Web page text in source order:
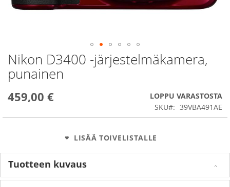
Nikon D3400 -järjestelmäkamera,
punainen
459,00 €
LOPPU VARASTOSTA
SKU
39VBA491AE
LISÄÄ TOIVELISTALLE
Skip
to
the
of
Tuotteen kuvaus